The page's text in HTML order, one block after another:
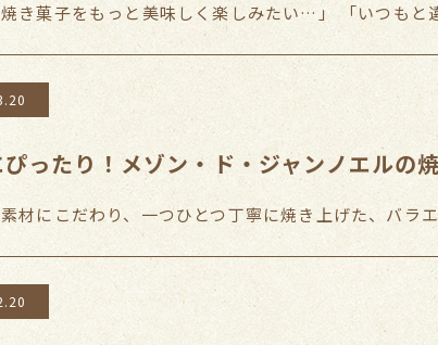
焼き菓子をもっと美味しく楽しみたい…」 「いつも
ったり！メゾン・ド・ジャンノエルの
材にこだわり、一つひとつ丁寧に焼き上げた、バラ